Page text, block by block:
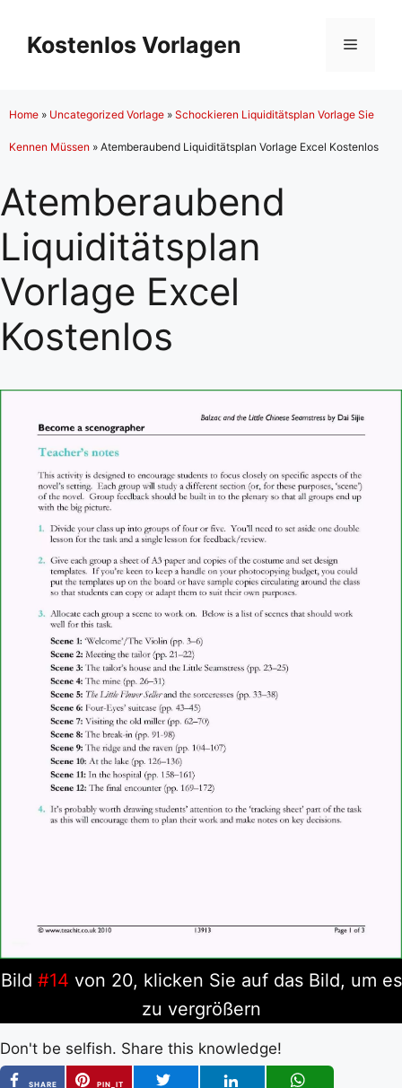
Inhalt
springen
Kostenlos Vorlagen Menü
Home » Uncategorized Vorlage » Schockieren Liquiditätsplan Vorlage Sie
Kennen Müssen » Atemberaubend Liquiditätsplan Vorlage Excel Kostenlos
Atemberaubend
Liquiditätsplan
Vorlage Excel
Kostenlos
Bild #14 von 20, klicken Sie auf das Bild, um es
zu vergrößern
Don't be selfish. Share this knowledge!
SHARE
PIN_IT